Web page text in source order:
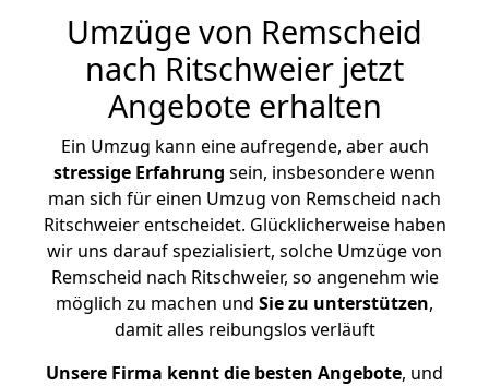
Umzüge von Remscheid
nach Ritschweier jetzt
Angebote erhalten
Ein Umzug kann eine aufregende, aber auch
stressige Erfahrung sein, insbesondere wenn
man sich für einen Umzug von Remscheid nach
Ritschweier entscheidet. Glücklicherweise haben
wir uns darauf spezialisiert, solche Umzüge von
Remscheid nach Ritschweier, so angenehm wie
möglich zu machen und Sie zu unterstützen,
damit alles reibungslos verläuft
Unsere Firma kennt die besten Angebote, und